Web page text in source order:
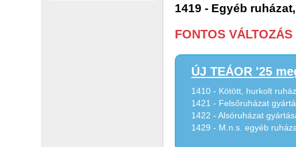
1419 - Egyéb
FONTOS
ÚJ TEÁOR '25
1410 - Kötött, hurkolt
1421 - Felsőruházat
1422 - Alsóruházat
1429 - M.n.s. egyéb